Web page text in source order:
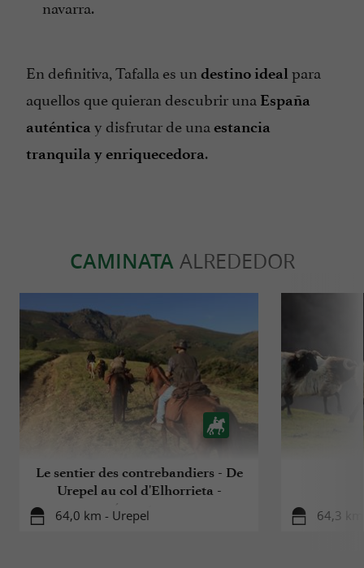
navarra.
En definitiva, Tafalla es un destino ideal para
aquellos que quieran descubrir una España
auténtica y disfrutar de una estancia
tranquila y enriquecedora.
CAMINATAALREDEDOR
Le sentier des contrebandiers - De
Urepel au col d'Elhorrieta -
équestre
64,0 km - Urepel 64,3